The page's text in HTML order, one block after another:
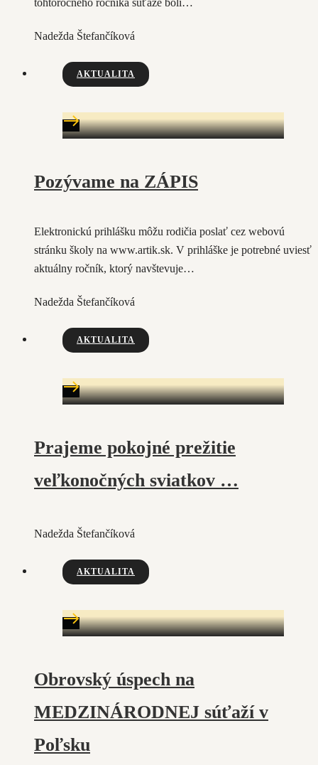
tohtoročného ročníka súťaže boli…
Nadežda Štefančíková
AKTUALITA
Pozývame na ZÁPIS
Elektronickú prihlášku môžu rodičia poslať cez webovú
stránku školy na www.artik.sk. V prihláške je potrebné uviesť
aktuálny ročník, ktorý navštevuje…
Nadežda Štefančíková
AKTUALITA
Prajeme pokojné prežitie
veľkonočných sviatkov …
Nadežda Štefančíková
AKTUALITA
Obrovský úspech na
MEDZINÁRODNEJ súťaží v
Poľsku